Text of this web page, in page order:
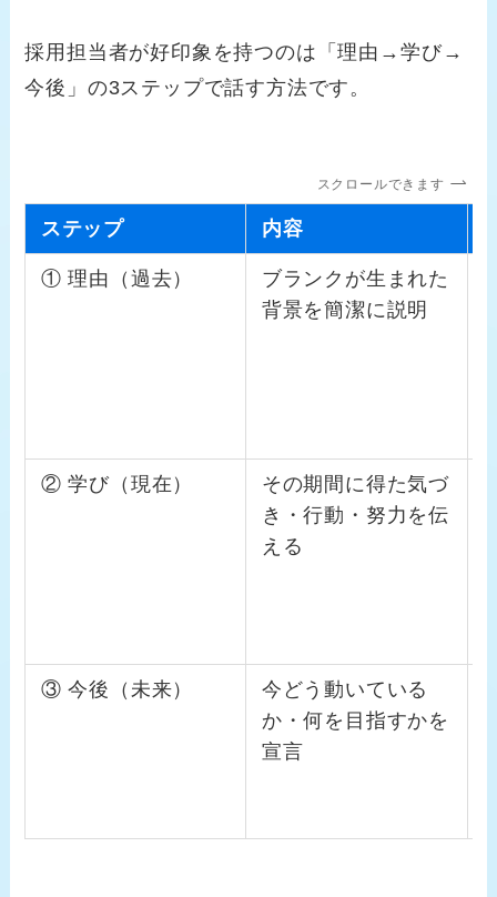
採用担当者が好印象を持つのは「理由→学び→
今後」の3ステップで話す方法です。
スクロールできます
ステップ 内容
① 理由（過去）
ブランクが生まれた
背景を簡潔に説明
② 学び（現在）
その期間に得た気づ
き・行動・努力を伝
える
③ 今後（未来）
今どう動いている
か・何を目指すかを
宣言